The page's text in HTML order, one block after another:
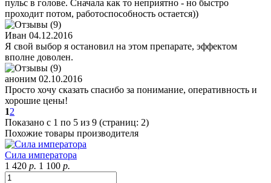
пульс в голове. Сначала как то неприятно - но быстро
проходит потом, работоспособность остается))
Иван 04.12.2016
Я свой выбор я остановил на этом препарате, эффектом
вполне доволен.
аноним 02.10.2016
Просто хочу сказать спасибо за понимание, оперативность и
хорошие цены!
12
Показано с 1 по 5 из 9 (страниц: 2)
Похожие товары производителя
Сила императора
1 420 р. 1 100 р.